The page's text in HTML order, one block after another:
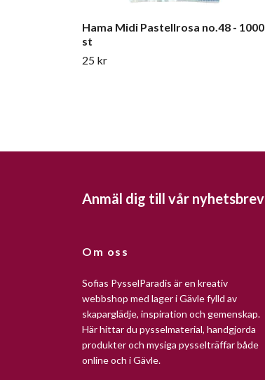
Hama Midi Pastellrosa no.48 - 1000
st
25 kr
Anmäl dig till vår nyhetsbrev
Om oss
Sofias PysselParadis är en kreativ
webbshop med lager i Gävle fylld av
skaparglädje, inspiration och gemenskap.
Här hittar du pysselmaterial, handgjorda
produkter och mysiga pysselträffar både
online och i Gävle.